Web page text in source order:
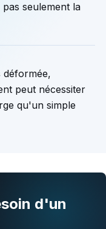
seulement la
peut nécessiter
qu'un simple
d'un